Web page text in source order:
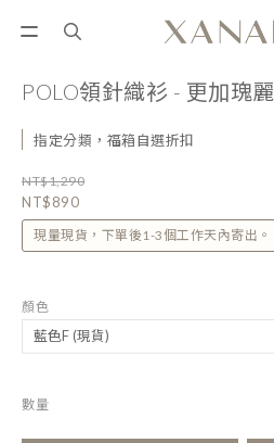
POLO領針織衫 - 更加瑰麗
指定分類，福箱自選折扣
NT$1,290
NT$890
現量現貨，下單後1-3個工作天內寄出。
顏色
數量